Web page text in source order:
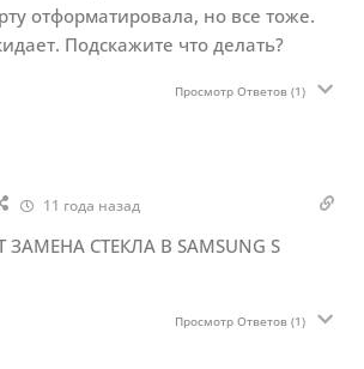
отформатировала, но все тоже.
Подскажите что делать?
Просмотр Ответов(1)
11 года назад
СТЕКЛА В SAMSUNG S
Просмотр Ответов(1)